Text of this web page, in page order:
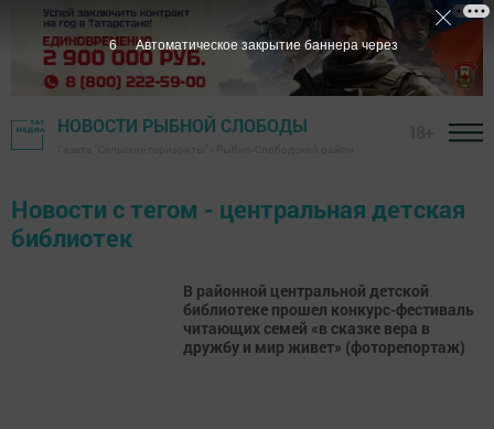
НОВОСТИ РЫБНОЙ СЛОБОДЫ
Новости с тегом - центральная детская
библиотек
В районной центральной детской
библиотеке прошел конкурс-фестиваль
читающих семей «в сказке вера в
дружбу и мир живет» (фоторепортаж)
6 Автоматическое закрытие баннера через